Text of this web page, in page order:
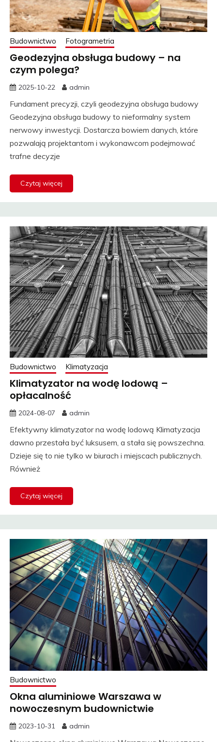
Budownictwo Fotogrametria
Geodezyjna obsługa budowy – na
czym polega?
2025-10-22 admin
Fundament precyzji, czyli geodezyjna obsługa budowy
Geodezyjna obsługa budowy to nieformalny system
nerwowy inwestycji. Dostarcza bowiem danych, które
pozwalają projektantom i wykonawcom podejmować
trafne decyzje
Czytaj więcej
Budownictwo Klimatyzacja
Klimatyzator na wodę lodową –
opłacalność
2024-08-07 admin
Efektywny klimatyzator na wodę lodową Klimatyzacja
dawno przestała być luksusem, a stała się powszechna.
Dzieje się to nie tylko w biurach i miejscach publicznych.
Również
Czytaj więcej
Budownictwo
Okna aluminiowe Warszawa w
nowoczesnym budownictwie
2023-10-31 admin